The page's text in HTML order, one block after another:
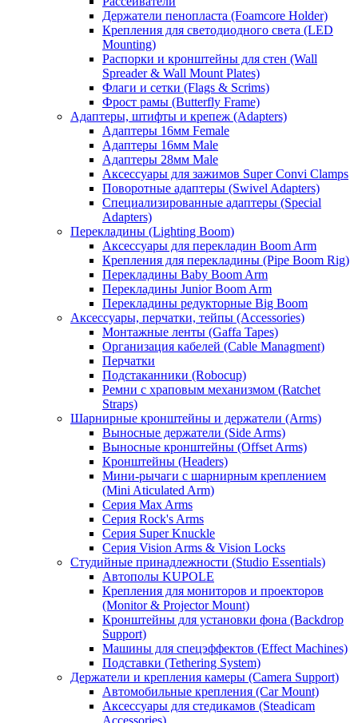
Держатели пенопласта (Foamcore Holder)
Крепления для светодиодного света (LED
Mounting)
Распорки и кронштейны для стен (Wall
Spreader & Wall Mount Plates)
Флаги и сетки (Flags & Scrims)
Фрост рамы (Butterfly Frame)
Адаптеры, штифты и крепеж (Adapters)
Адаптеры 16мм Female
Адаптеры 16мм Male
Адаптеры 28мм Male
Аксессуары для зажимов Super Convi Clamps
Поворотные адаптеры (Swivel Adapters)
Специализированные адаптеры (Special
Adapters)
Перекладины (Lighting Boom)
Аксессуары для перекладин Boom Arm
Крепления для перекладины (Pipe Boom Rig)
Перекладины Baby Boom Arm
Перекладины Junior Boom Arm
Перекладины редукторные Big Boom
Аксессуары, перчатки, тейпы (Accessories)
Монтажные ленты (Gaffa Tapes)
Организация кабелей (Cable Managment)
Перчатки
Подстаканники (Robocup)
Ремни с храповым механизмом (Ratchet
Straps)
Шарнирные кронштейны и держатели (Arms)
Выносные держатели (Side Arms)
Выносные кронштейны (Offset Arms)
Кронштейны (Headers)
Мини-рычаги с шарнирным креплением
(Mini Aticulated Arm)
Серия Max Arms
Серия Rock's Arms
Серия Super Knuckle
Серия Vision Arms & Vision Locks
Студийные принадлежности (Studio Essentials)
Автополы KUPOLE
Крепления для мониторов и проекторов
(Monitor & Projector Mount)
Кронштейны для установки фона (Backdrop
Support)
Машины для спецэффектов (Effect Machines)
Подставки (Tethering System)
Держатели и крепления камеры (Camera Support)
Автомобильные крепления (Car Mount)
Аксессуары для стедикамов (Steadicam
Accessories)